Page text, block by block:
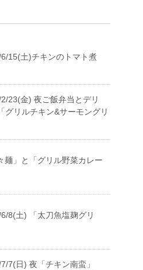
15(土)チキンのトマト煮
23(金) 夜ご飯弁当とデリ
グリルチキン&サーモングリ
麺」と「グリル野菜カレー
8(土) 「太刀魚塩麹グリ
7(日) 夜「チキン南蛮」